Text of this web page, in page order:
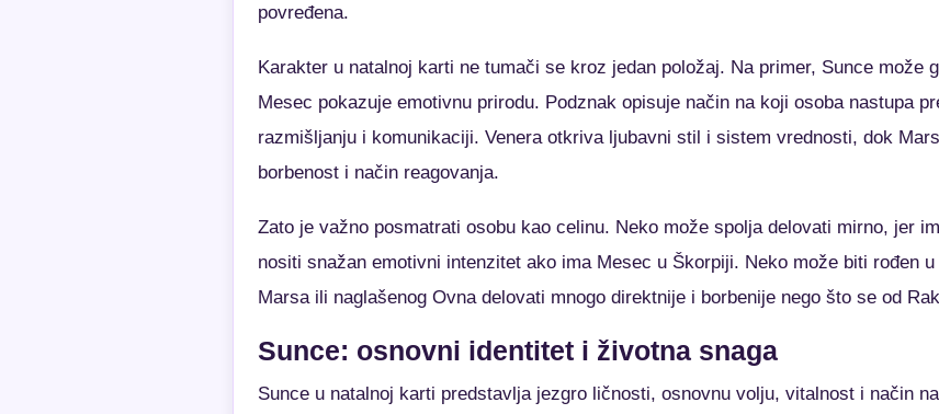
povređena.
Karakter u natalnoj karti ne tumači se kroz jedan položaj. Na primer, Sunce može
Mesec pokazuje emotivnu prirodu. Podznak opisuje način na koji osoba nastupa
razmišljanju i komunikaciji. Venera otkriva ljubavni stil i sistem vrednosti, dok
borbenost i način reagovanja.
Zato je važno posmatrati osobu kao celinu. Neko može spolja delovati mirno, jer
nositi snažan emotivni intenzitet ako ima Mesec u Škorpiji. Neko može biti rođen
Marsa ili naglašenog Ovna delovati mnogo direktnije i borbenije nego što se od
Sunce: osnovni identitet i životna snaga
Sunce u natalnoj karti predstavlja jezgro ličnosti, osnovnu volju, vitalnost i način